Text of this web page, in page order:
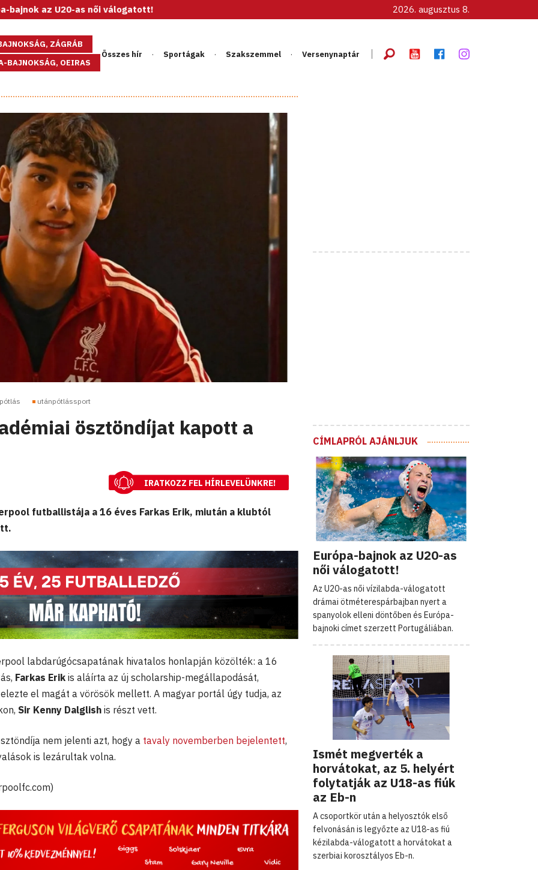
as női válogatott! 2026. augusztus 8.
ZÁGRÁB
BAJNOKSÁG, OEIRAS
Összes hír Sportágak Szakszemmel Versenynaptár
utánpótlássport
ösztöndíjat kapott a
IRATKOZZ FEL HÍRLEVELÜNKRE!
futballistája a 16 éves Farkas Erik, miután a klubtól
labdarúgócsapatának hivatalos honlapján közölték: a 16
Farkas Erik is aláírta az új scholarship-megállapodását,
el magát a vörösök mellett. A magyar portál úgy tudja, az
Sir Kenny Dalglish is részt vett.
nem jelenti azt, hogy a tavaly novemberben bejelentett,
is lezárultak volna.
CÍMLAPRÓL AJÁNLJUK
Európa-bajnok az U20-as
női válogatott!
Az U20-as női vízilabda-válogatott
drámai ötméterespárbajban nyert a
spanyolok elleni döntőben és Európa-
bajnoki címet szerzett Portugáliában.
Ismét megverték a
horvátokat, az 5. helyért
folytatják az U18-as fiúk
az Eb-n
A csoportkör után a helyosztók első
felvonásán is legyőzte az U18-as fiú
kézilabda-válogatott a horvátokat a
szerbiai korosztályos Eb-n.